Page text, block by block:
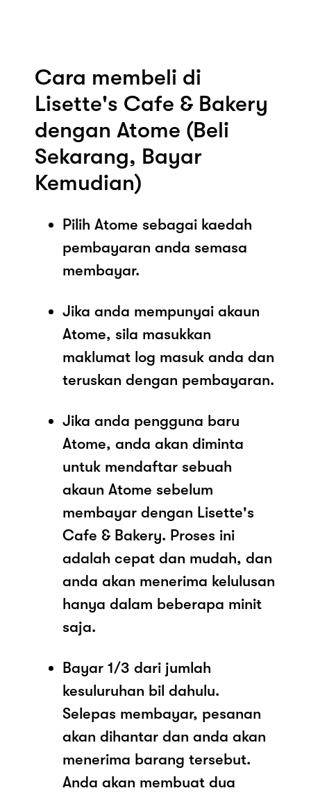
Cara membeli di
Lisette's Cafe & Bakery
dengan Atome (Beli
Sekarang, Bayar
Kemudian)
Pilih Atome sebagai kaedah
pembayaran anda semasa
membayar.
Jika anda mempunyai akaun
Atome, sila masukkan
maklumat log masuk anda dan
teruskan dengan pembayaran.
Jika anda pengguna baru
Atome, anda akan diminta
untuk mendaftar sebuah
akaun Atome sebelum
membayar dengan Lisette's
Cafe & Bakery. Proses ini
adalah cepat dan mudah, dan
anda akan menerima kelulusan
hanya dalam beberapa minit
saja.
Bayar 1/3 dari jumlah
kesuluruhan bil dahulu.
Selepas membayar, pesanan
akan dihantar dan anda akan
menerima barang tersebut.
Anda akan membuat dua